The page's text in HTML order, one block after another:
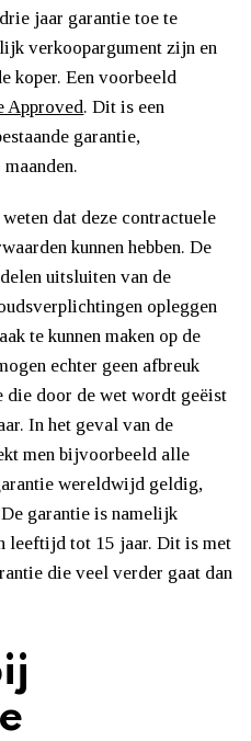
jaar garantie toe te
verkoopargument zijn en
koper. Een voorbeeld
Approved. Dit is een
garantie,
dat deze contractuele
kunnen hebben. De
uitsluiten van de
opleggen
te kunnen maken op de
echter geen afbreuk
die door de wet wordt geëist
In het geval van de
men bijvoorbeeld alle
wereldwijd geldig,
garantie is namelijk
leeftijd tot 15 jaar. Dit is met
die veel verder gaat dan